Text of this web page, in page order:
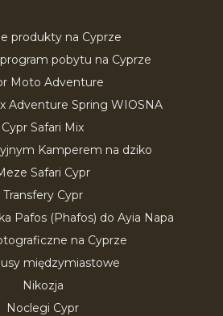
produkty na Cyprze
pobytu na Cyprze
Moto Adventure
Adventure Spring WIOSNA
Cypr Safari Mix
Kamperem na dziko
Safari Cypr
Transfery Cypr
Pafos (Phafos) do Ayia Napa
na Cyprze
międzymiastowe
Nikozja
Noclegi Cypr